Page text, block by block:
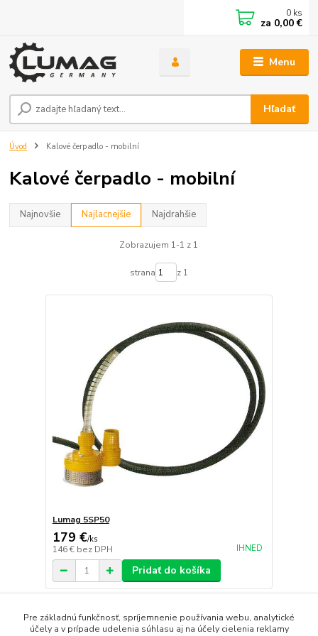
Menu
Hľadať
0 ks
za 0,00 €
Úvod Kalové čerpadlo - mobilní
Kalové čerpadlo - mobilní
Najnovšie Najlacnejšie Najdrahšie
Zobrazujem 1-1 z 1
strana z 1
Lumag 5SP50
179 €/ks
146 € bez DPH IHNED
Pridať do košíka
strana z 1
Pre základnú funkčnosť, spríjemnenie používania webu, analytické
účely a v prípade udelenia súhlasu aj na účely cielenia reklamy